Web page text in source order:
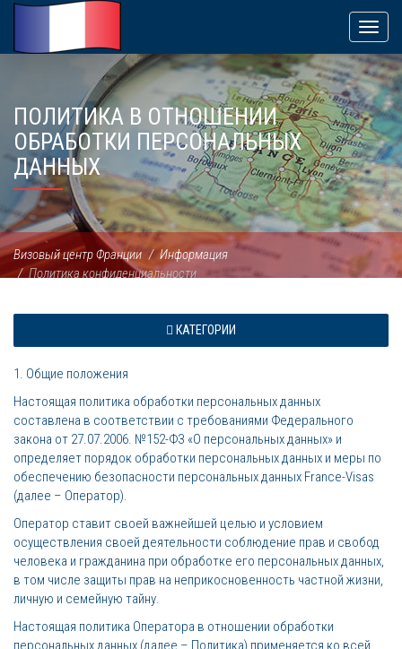
ПОЛИТИКА В ОТНОШЕНИИ
ОБРАБОТКИ ПЕРСОНАЛЬНЫХ
ДАННЫХ
Визовый центр Франции
Информация
Политика конфиденциальности
КАТЕГОРИИ
1. Общие положения
Настоящая политика обработки персональных данных
составлена в соответствии с требованиями Федерального
закона от 27.07.2006. №152-ФЗ «О персональных данных» и
определяет порядок обработки персональных данных и меры по
обеспечению безопасности персональных данных France-Visas
(далее – Оператор).
Оператор ставит своей важнейшей целью и условием
осуществления своей деятельности соблюдение прав и свобод
человека и гражданина при обработке его персональных данных,
в том числе защиты прав на неприкосновенность частной жизни,
личную и семейную тайну.
Настоящая политика Оператора в отношении обработки
персональных данных (далее – Политика) применяется ко всей